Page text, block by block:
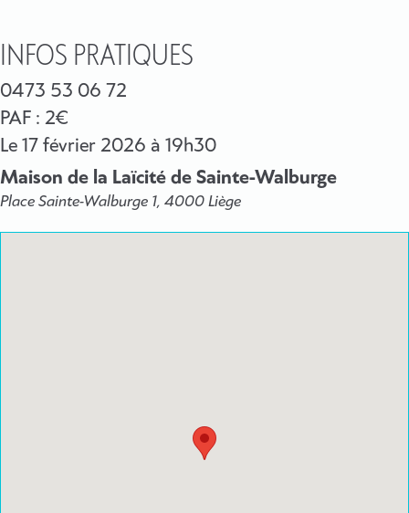
INFOS PRATIQUES
0473 53 06 72
PAF : 2€
Le 17 février 2026 à 19h30
Maison de la Laïcité de Sainte-Walburge
Place Sainte-Walburge 1, 4000 Liège